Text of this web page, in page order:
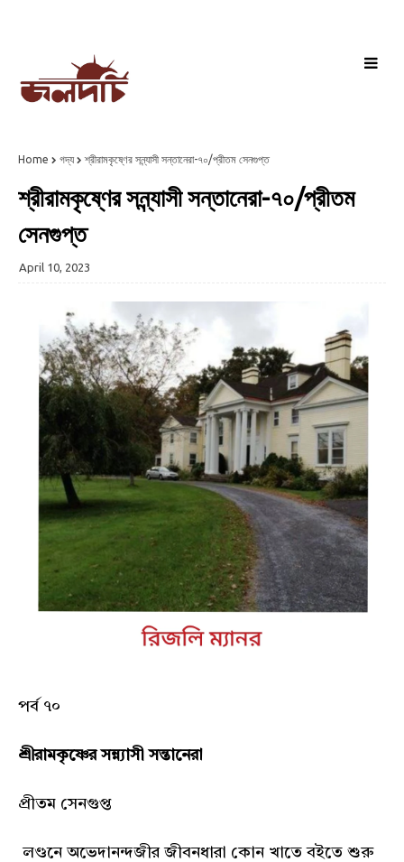
Home গদ্য শ্রীরামকৃষ্ণের সন্ন্যাসী সন্তানেরা-৭০/প্রীতম সেনগুপ্ত
শ্রীরামকৃষ্ণের সন্ন্যাসী সন্তানেরা-৭০/প্রীতম
সেনগুপ্ত
April 10, 2023
পর্ব ৭০
শ্রীরামকৃষ্ণের সন্ন্যাসী সন্তানেরা
প্রীতম সেনগুপ্ত
লণ্ডনে অভেদানন্দজীর জীবনধারা কোন খাতে বইতে শুরু